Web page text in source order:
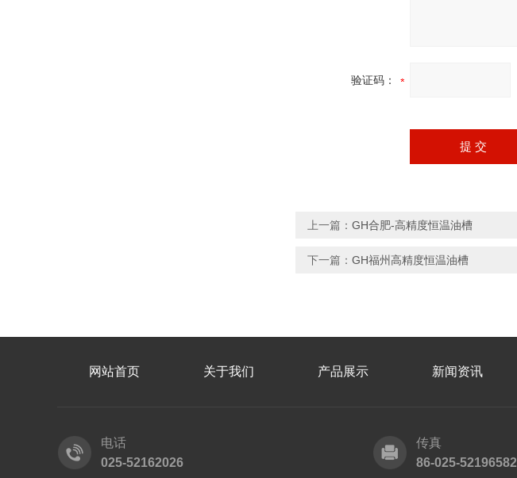
验证码：
上一篇： GH合肥-高精度恒温油槽
下一篇： GH福州高精度恒温油槽
网站首页 关于我们 产品展示 新闻资讯
电话
025-52162026
传真
86-025-52196582